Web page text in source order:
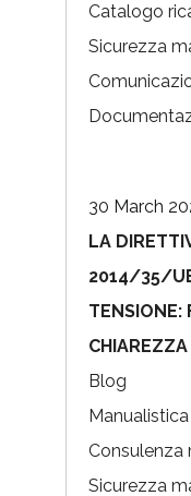
Catalogo
Sicurezza
30 March
LA
2014/35/
TENSIONE:
CHIAREZZA
Blog
Consulenza
Sicurezza